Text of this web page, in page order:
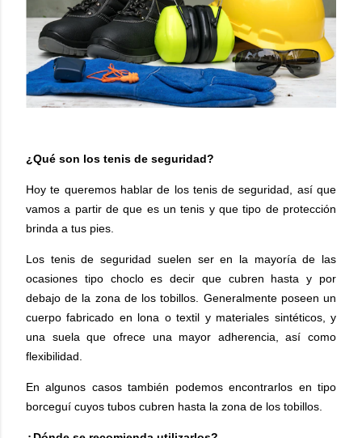
¿Qué son los tenis de seguridad?
Hoy te queremos hablar de los tenis de seguridad, así que
vamos a partir de que es un tenis y que tipo de protección
brinda a tus pies.
Los tenis de seguridad suelen ser en la mayoría de las
ocasiones tipo choclo es decir que cubren hasta y por
debajo de la zona de los tobillos. Generalmente poseen un
cuerpo fabricado en lona o textil y materiales sintéticos, y
una suela que ofrece una mayor adherencia, así como
flexibilidad.
En algunos casos también podemos encontrarlos en tipo
borceguí cuyos tubos cubren hasta la zona de los tobillos.